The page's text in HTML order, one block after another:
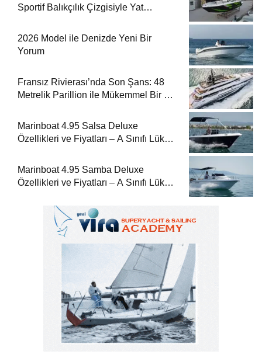
Sportif Balıkçılık Çizgisiyle Yat
2026 Model ile Denizde Yeni Bir
Yorum
Fransız Rivierası’nda Son Şans: 48
Metrelik Parillion ile Mükemmel Bir Yat
Marinboat 4.95 Salsa Deluxe
Özellikleri ve Fiyatları – A Sınıfı Lüks
Marinboat 4.95 Samba Deluxe
Özellikleri ve Fiyatları – A Sınıfı Lüks